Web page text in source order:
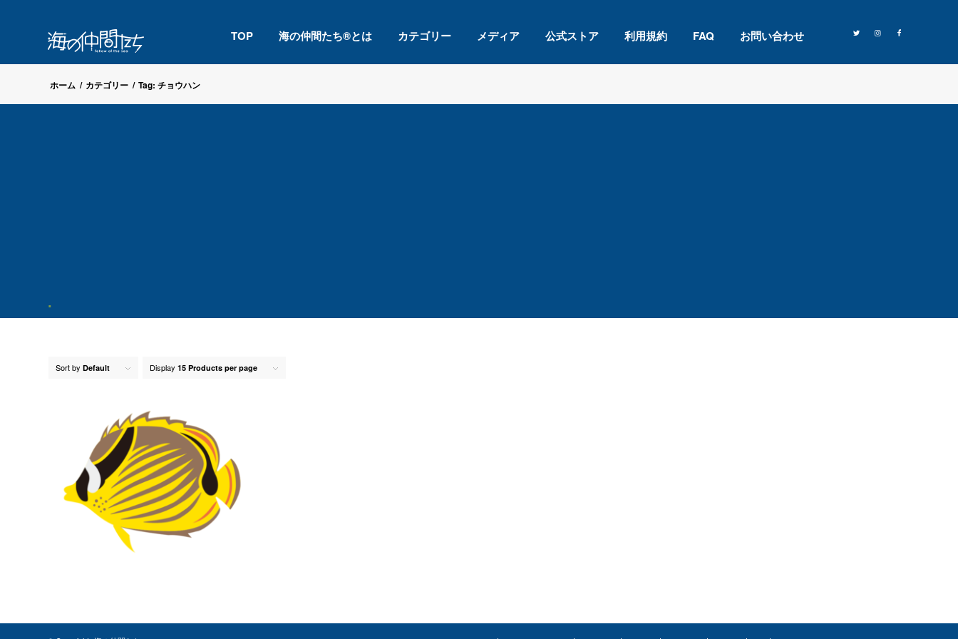
TOP 海の仲間たち®とは カテゴリー メディア 公式ストア 利用規約 FAQ お問い合わせ
ホーム / カテゴリー / Tag: チョウハン
Sort by Default Display 15 Products per page